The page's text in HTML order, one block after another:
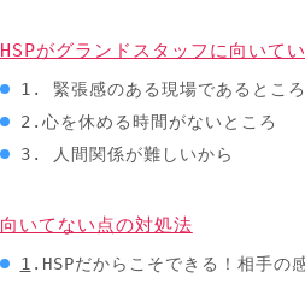
HSPがグランドスタッフに向いて
1. 緊張感のある現場であるところ
2.心を休める時間がないところ
3. 人間関係が難しいから
向いてない点の対処法
1 .HSPだからこそできる！相手の